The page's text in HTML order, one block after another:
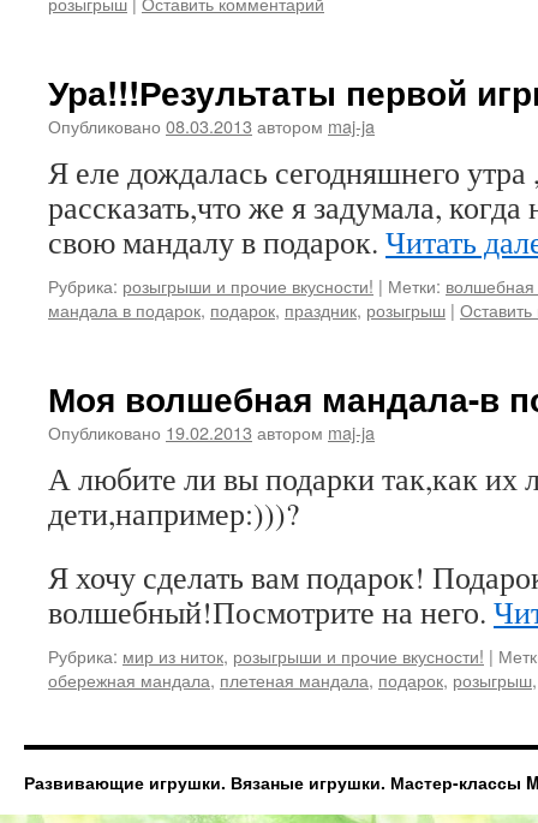
Ура!!!Результаты первой
Опубликовано 08.03.2013 автором maj-ja
Я еле дождалась сегодняшнего утра
рассказать,что же я задумала,
свою мандалу в подарок. Читать
Рубрика: розыгрыши и прочие вкусности! | Метки:
мандала в подарок, подарок, праздник, розыгрыш |
Моя волшебная мандала-в
Опубликовано 19.02.2013 автором maj-ja
А любите ли вы подарки так,как их
дети,например:)))?
Я хочу сделать вам подарок!
волшебный!Посмотрите на него.
Рубрика: мир из ниток, розыгрыши и прочие вкусности! |
обережная мандала, плетеная мандала, подарок, розыгрыш
Развивающие игрушки. Вязаные игрушки. Мастер-классы